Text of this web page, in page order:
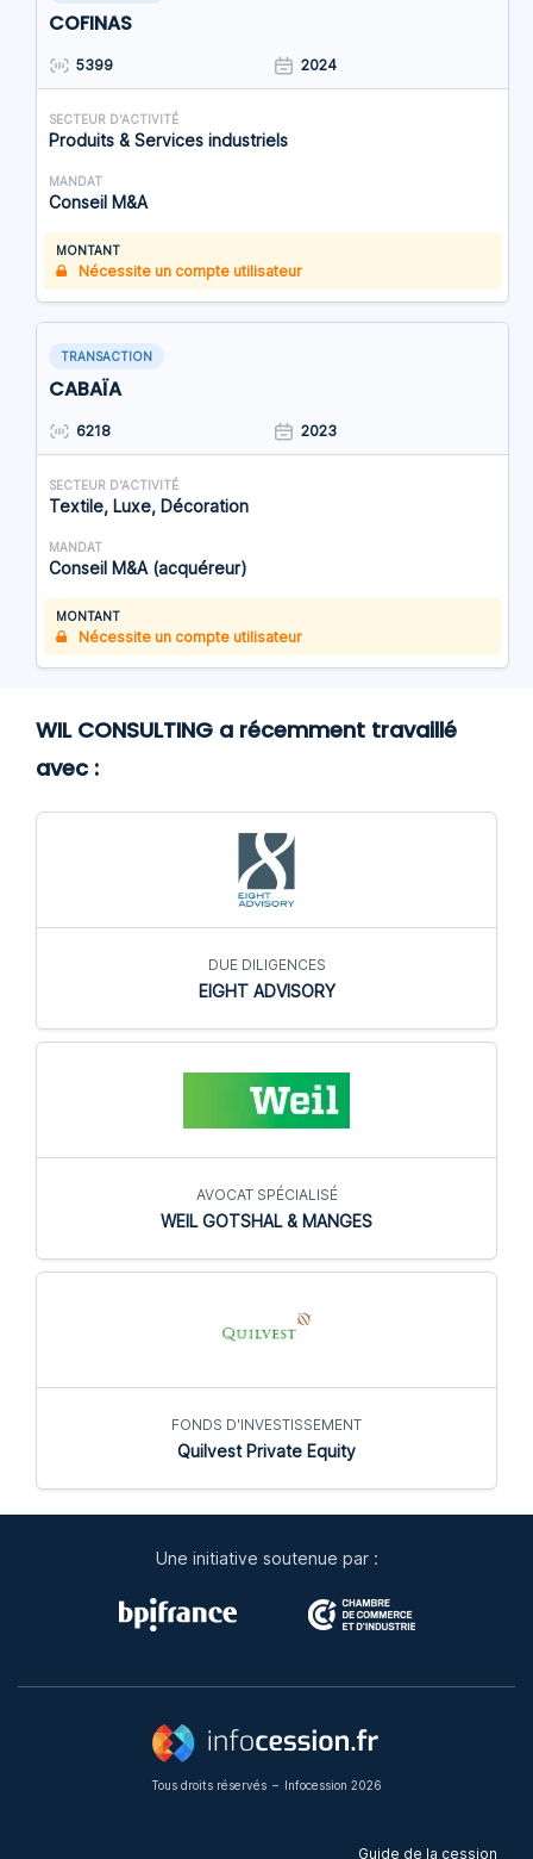
COFINAS
5399 2024
SECTEUR D'ACTIVITÉ
Produits & Services industriels
MANDAT
Conseil M&A
MONTANT
Nécessite un compte utilisateur
TRANSACTION
CABAÏA
6218 2023
SECTEUR D'ACTIVITÉ
Textile, Luxe, Décoration
MANDAT
Conseil M&A (acquéreur)
MONTANT
Nécessite un compte utilisateur
WIL CONSULTING a récemment travaillé
avec :
DUE DILIGENCES
EIGHT ADVISORY
AVOCAT SPÉCIALISÉ
WEIL GOTSHAL & MANGES
FONDS D'INVESTISSEMENT
Quilvest Private Equity
Une initiative soutenue par :
Guide de la cession
Tous droits réservés – Infocession 2026